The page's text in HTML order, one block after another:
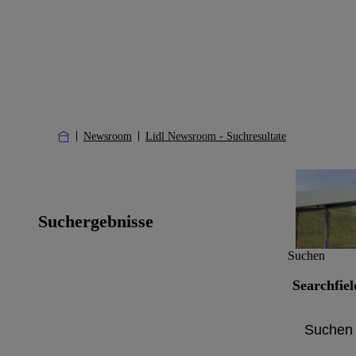
Newsroom Lidl Newsroom - Suchresultate
Suchergebnisse
Suchen